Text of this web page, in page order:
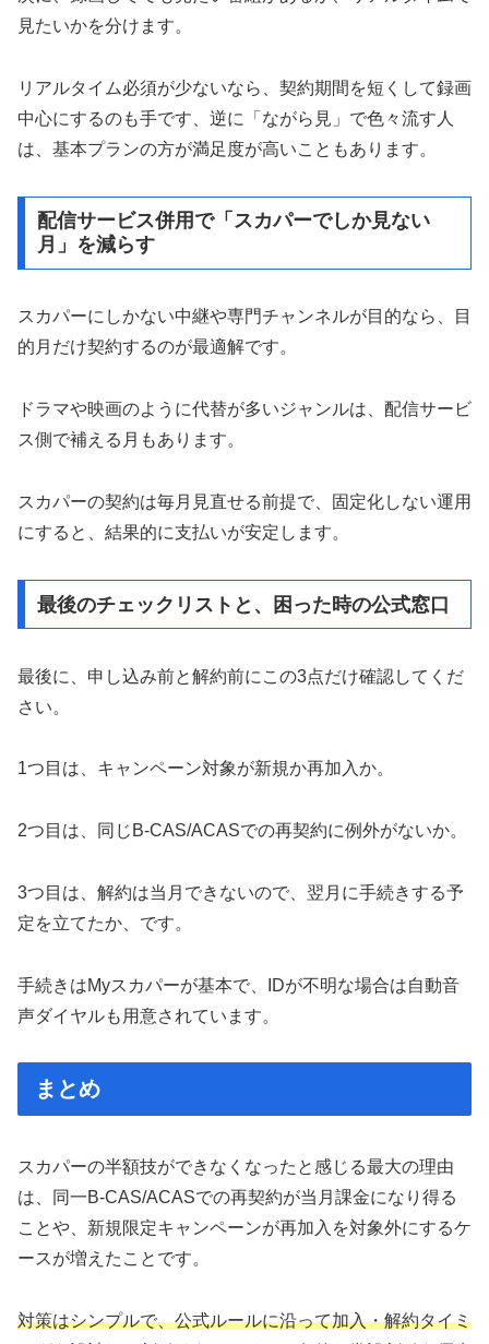
見たいかを分けます。
リアルタイム必須が少ないなら、契約期間を短くして録画
中心にするのも手です、逆に「ながら見」で色々流す人
は、基本プランの方が満足度が高いこともあります。
配信サービス併用で「スカパーでしか見ない
月」を減らす
スカパーにしかない中継や専門チャンネルが目的なら、目
的月だけ契約するのが最適解です。
ドラマや映画のように代替が多いジャンルは、配信サービ
ス側で補える月もあります。
スカパーの契約は毎月見直せる前提で、固定化しない運用
にすると、結果的に支払いが安定します。
最後のチェックリストと、困った時の公式窓口
最後に、申し込み前と解約前にこの3点だけ確認してくだ
さい。
1つ目は、キャンペーン対象が新規か再加入か。
2つ目は、同じB-CAS/ACASでの再契約に例外がないか。
3つ目は、解約は当月できないので、翌月に手続きする予
定を立てたか、です。
手続きはMyスカパーが基本で、IDが不明な場合は自動音
声ダイヤルも用意されています。
まとめ
スカパーの半額技ができなくなったと感じる最大の理由
は、同一B-CAS/ACASでの再契約が当月課金になり得る
ことや、新規限定キャンペーンが再加入を対象外にするケ
ースが増えたことです。
対策はシンプルで、公式ルールに沿って加入・解約タイミ